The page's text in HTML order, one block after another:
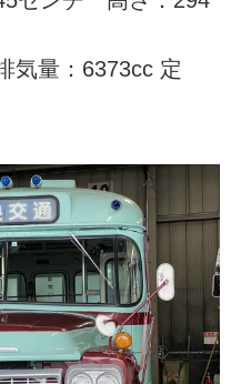
量：6373cc 定